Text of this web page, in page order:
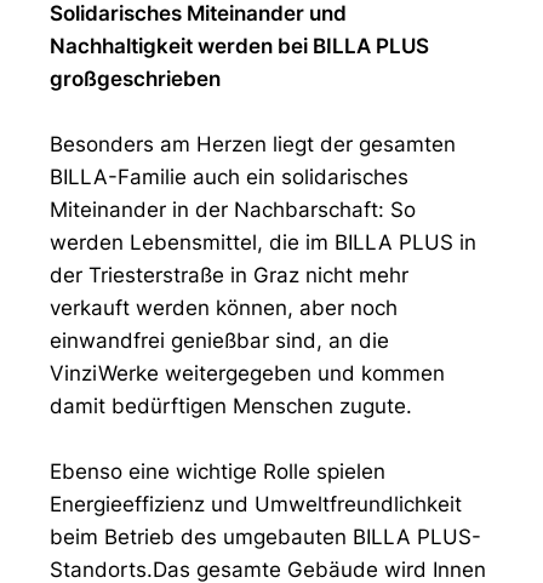
Solidarisches Miteinander und
Nachhaltigkeit werden bei BILLA PLUS
großgeschrieben
Besonders am Herzen liegt der gesamten
BILLA-Familie auch ein solidarisches
Miteinander in der Nachbarschaft: So
werden Lebensmittel, die im BILLA PLUS in
der Triesterstraße in Graz nicht mehr
verkauft werden können, aber noch
einwandfrei genießbar sind, an die
VinziWerke weitergegeben und kommen
damit bedürftigen Menschen zugute.
Ebenso eine wichtige Rolle spielen
Energieeffizienz und Umweltfreundlichkeit
beim Betrieb des umgebauten BILLA PLUS-
Standorts.Das gesamte Gebäude wird Innen